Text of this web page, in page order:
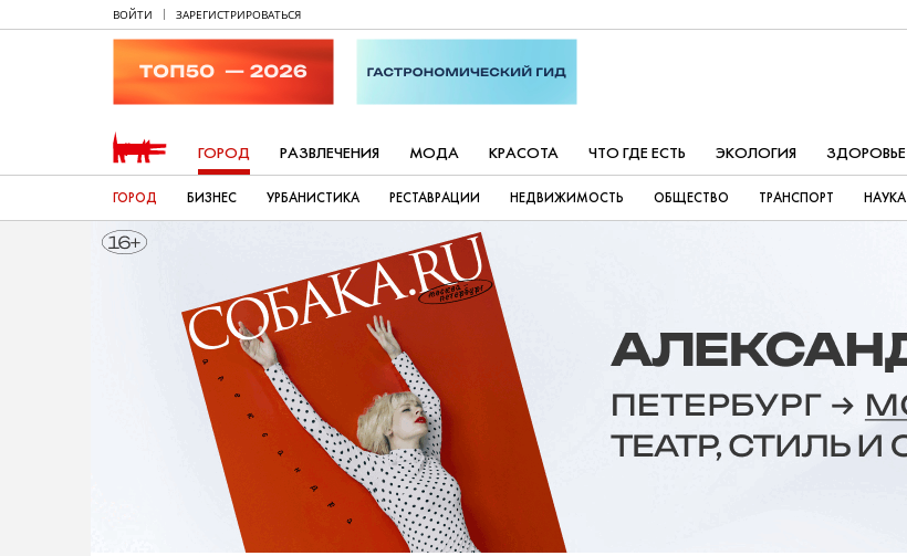
ВОЙТИ ЗАРЕГИСТРИРОВАТЬСЯ
ГОРОД РАЗВЛЕЧЕНИЯ МОДА КРАСОТА ЧТО ГДЕ ЕСТЬ ЭКОЛОГИЯ ЗДОРОВЬЕ
ГОРОД БИЗНЕС УРБАНИСТИКА РЕСТАВРАЦИИ НЕДВИЖИМОСТЬ ОБЩЕСТВО ТРАНСПОРТ